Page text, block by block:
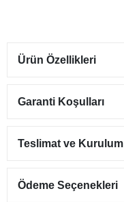
Ürün Özellikleri
Garanti Koşulları
Teslimat ve Kurulum
Ödeme Seçenekleri